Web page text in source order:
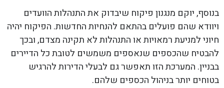
בנוסף, יוקם מנגנון פיקוח שיבדוק את התנהלות הוועדים
ויוודא שהם פועלים בהתאם להנחיות החדשות. הפיקוח יהיה
חיוני למניעת רמאויות או התנהלות לא תקינה מצדם, ובכך
להבטיח שהכספים שנאספים משמשים לטובת כל הדיירים
בבניין. המערכת הזו תאפשר גם לבעלי הדירות להרגיש
בטוחים יותר בניהול הכספים שלהם.